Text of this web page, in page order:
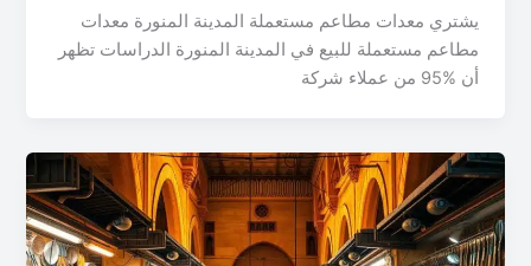
يشتري معدات مطاعم مستعملة المدينة المنورة معدات
مطاعم مستعملة للبيع في المدينة المنورة الدراسات تظهر
أن %95 من عملاء شركة